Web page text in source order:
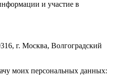
и участие в
г. Москва, Волгоградский
моих персональных данных: